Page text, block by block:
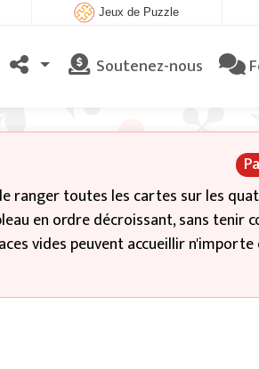
Jeux de Puzzle
Soutenez-nous
ranger toutes les cartes sur les
en ordre décroissant, sans tenir
vides peuvent accueillir